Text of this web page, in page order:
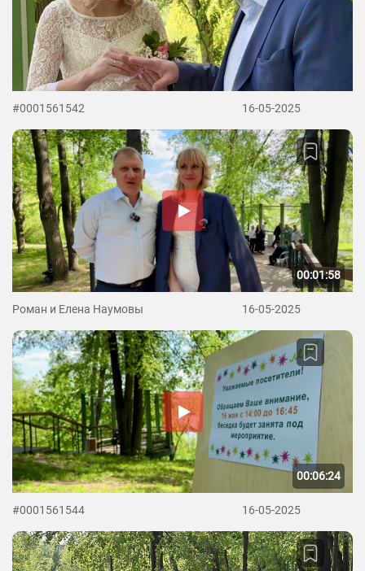
#0001561542 16-05-2025
00:01:58
Роман и Елена Наумовы 16-05-2025
00:06:24
#0001561544 16-05-2025